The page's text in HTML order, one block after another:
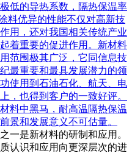
低的导热系数，隔热保温率
料优异的性能不仅对高新技
用，还对我国相关传统产业
着重要的促进作用。新材料
范围极其广泛，它同信息技
最重要和最具发展潜力的领
使用到石油石化、航天、电
，也得到客户的一致好评。
料中黑马，耐高温隔热保温
景和发展意义不可估量。
是新材料的研制和应用。
认识和应用向更深层次的进